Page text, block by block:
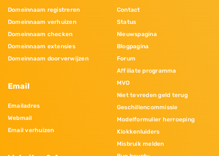
Domeinnaam registreren
Domeinnaam verhuizen
Domeinnaam checken
Domeinnaam extensies
Domeinnaam doorverwijzen
Email
Emailadres
Webmail
Email verhuizen
Contact
Status
Nieuwspagina
Blogpagina
Forum
Affiliate programma
MVO
Niet tevreden geld terug
Geschillencommissie
Modelformulier herroeping
Klokkenluiders
Misbruik melden